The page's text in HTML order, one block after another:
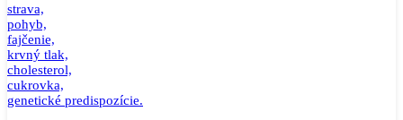
strava,
pohyb,
fajčenie,
krvný tlak,
cholesterol,
cukrovka,
genetické predispozície.